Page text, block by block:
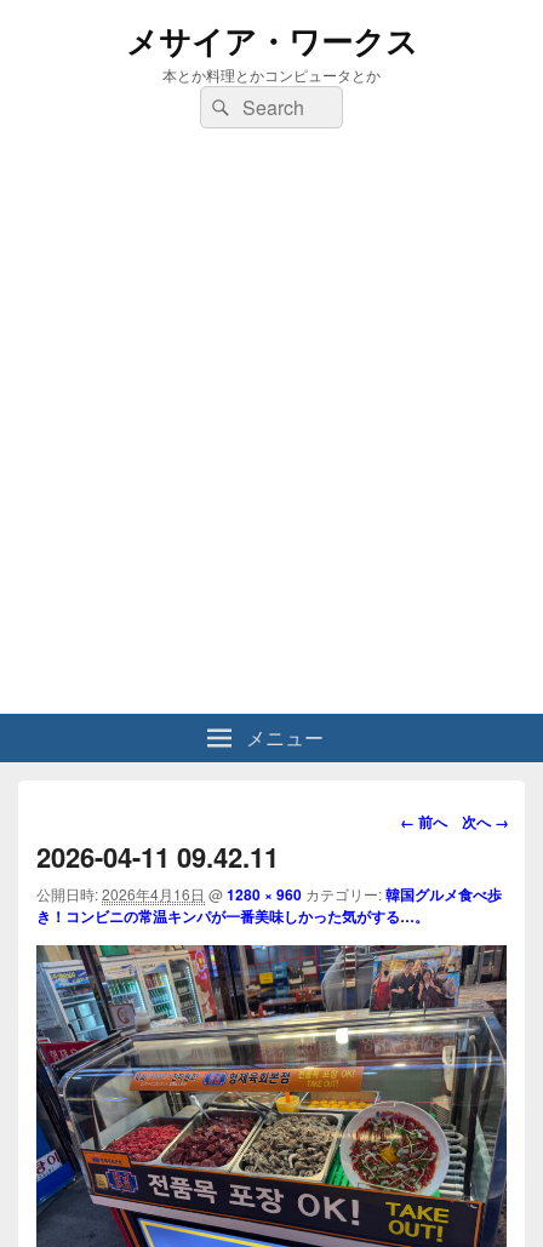
メサイア・ワークス
本とか料理とかコンピュータとか
検
索:
検
索
メニュー
画
ビ
ゲ
ー
シ
ョ
ン
← 前へ 次へ →
2026-04-11 09.42.11
公開日時:2026年4月16日 @1280 × 960 カテゴリー:韓国グルメ食べ歩
き！コンビニの常温キンパが一番美味しかった気がする…。